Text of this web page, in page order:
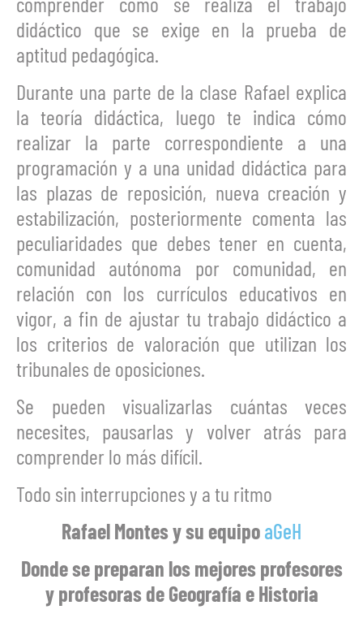
didáctico que se exige en la prueba de
aptitud pedagógica.
Durante una parte de la clase Rafael explica
la teoría didáctica, luego te indica cómo
realizar la parte correspondiente a una
programación y a una unidad didáctica para
las plazas de reposición, nueva creación y
estabilización, posteriormente comenta las
peculiaridades que debes tener en cuenta,
comunidad autónoma por comunidad, en
relación con los currículos educativos en
vigor, a fin de ajustar tu trabajo didáctico a
los criterios de valoración que utilizan los
tribunales de oposiciones.
Se pueden visualizarlas cuántas veces
necesites, pausarlas y volver atrás para
comprender lo más difícil.
Todo sin interrupciones y a tu ritmo
Rafael Montes y su equipoaGeH
Donde se preparan los mejores profesores
y profesoras de Geografía e Historia